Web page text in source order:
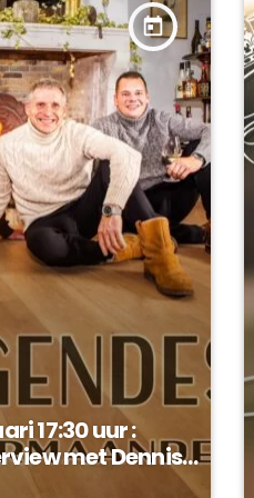
today
17:30 uur :
met Dennis